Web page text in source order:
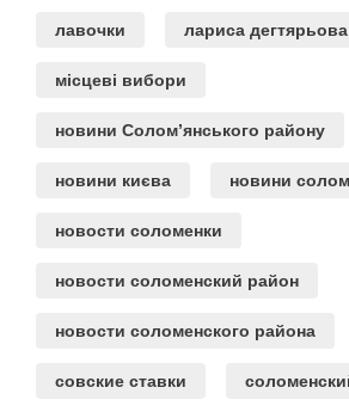
лавочки лариса дегтярьова
місцеві вибори
новини Солом’янського району
новини києва новини
новости соломенки
новости соломенский район
новости соломенского района
совские ставки